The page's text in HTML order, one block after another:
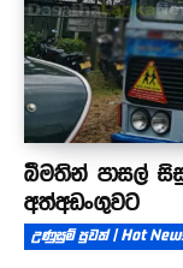
බීමතින් පාසල්
අත්අඩංගුවට
උණුසුම් පුවත් | Hot